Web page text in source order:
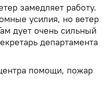
замедляет работу.
усилия, но ветер
дует очень сильный
департамента
помощи, пожар